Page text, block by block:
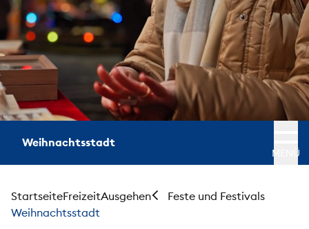
Weihnachtsstadt
MENÜ
StartseiteFreizeitAusgehen
Feste und Festivals
Weihnachtsstadt